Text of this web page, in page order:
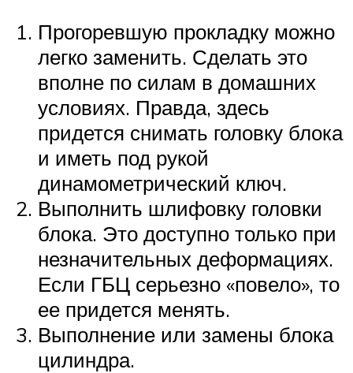
Прогоревшую прокладку можно
легко заменить. Сделать это
вполне по силам в домашних
условиях. Правда, здесь
придется снимать головку блока
и иметь под рукой
динамометрический ключ.
Выполнить шлифовку головки
блока. Это доступно только при
незначительных деформациях.
Если ГБЦ серьезно «повело», то
ее придется менять.
Выполнение или замены блока
цилиндра.